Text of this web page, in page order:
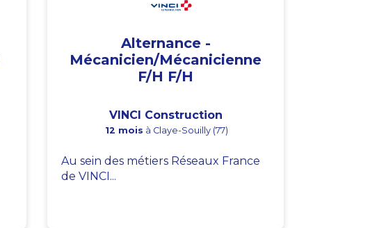
Alternance -
Mécanicien/Mécanicienne
F/H F/H
VINCI Construction
12 mois à Claye-Souilly (77)
Au sein des métiers Réseaux France
de VINCI...